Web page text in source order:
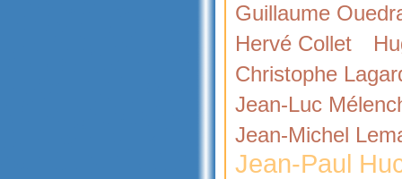
Guillaume
Hervé Collet
Christophe
Jean-Luc
Jean-Michel
Jean-Paul